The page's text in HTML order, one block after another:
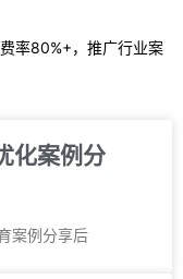
率80%+，推广行业案
化案例分
案例分享后